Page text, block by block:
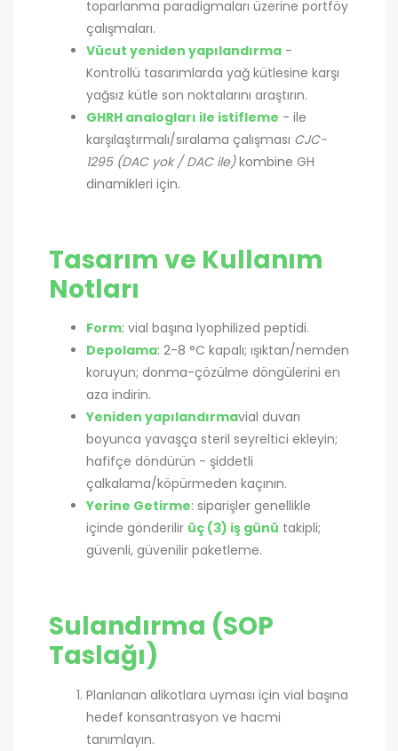
toparlanma paradigmaları üzerine portföy
çalışmaları.
Vücut yeniden yapılandırma -
Kontrollü tasarımlarda yağ kütlesine karşı
yağsız kütle son noktalarını araştırın.
GHRH analogları ile istifleme - ile
karşılaştırmalı/sıralama çalışması CJC-
1295 (DAC yok / DAC ile)kombine GH
dinamikleri için.
Tasarım ve Kullanım
Notları
Form: vial başına lyophilized peptidi.
Depolama: 2-8 °C kapalı; ışıktan/nemden
koruyun; donma-çözülme döngülerini en
aza indirin.
Yeniden yapılandırmavial duvarı
boyunca yavaşça steril seyreltici ekleyin;
hafifçe döndürün - şiddetli
çalkalama/köpürmeden kaçının.
Yerine Getirme: siparişler genellikle
içinde gönderilir üç (3) iş günü takipli;
güvenli, güvenilir paketleme.
Sulandırma (SOP
Taslağı)
Planlanan alikotlara uyması için vial başına
hedef konsantrasyon ve hacmi
tanımlayın.